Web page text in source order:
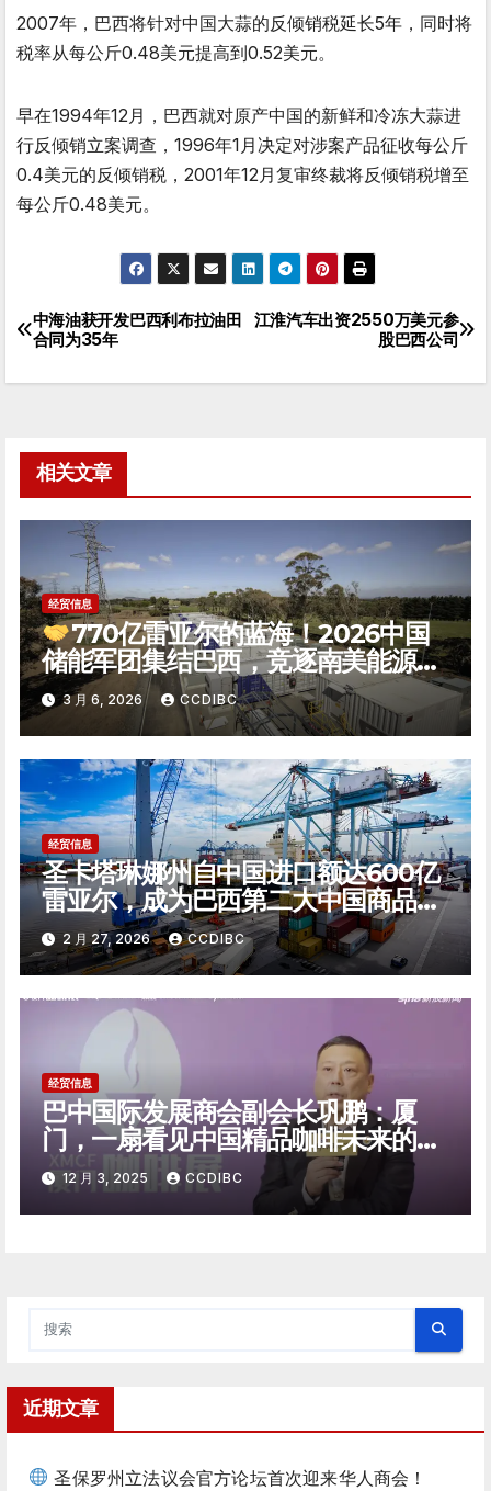
2007年，巴西将针对中国大蒜的反倾销税延长5年，同时将
税率从每公斤0.48美元提高到0.52美元。
早在1994年12月，巴西就对原产中国的新鲜和冷冻大蒜进
行反倾销立案调查，1996年1月决定对涉案产品征收每公斤
0.4美元的反倾销税，2001年12月复审终裁将反倾销税增至
每公斤0.48美元。
文
章
航
江淮汽车出资2550万美元参
股巴西公司
中海油获开发巴西利布拉油田
合同为35年
相关文章
经贸信息
770亿雷亚尔的蓝海！2026中国
储能军团集结巴西，竞逐南美能源转
型新极点
3 月 6, 2026 CCDIBC
经贸信息
圣卡塔琳娜州自中国进口额达600亿
雷亚尔，成为巴西第二大中国商品进
口州
2 月 27, 2026 CCDIBC
经贸信息
巴中国际发展商会副会长巩鹏：厦
门，一扇看见中国精品咖啡未来的窗
口12 月 3, 2025 CCDIBC
近期文章
圣保罗州立法议会官方论坛首次迎来华人商会！